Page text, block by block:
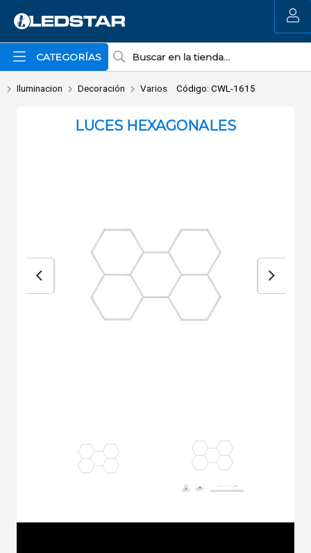
Enviar a email
CATEGORÍAS
MI COMPRA
Iluminacion Decoración Varios Código: CWL-1615
LUCES HEXAGONALES